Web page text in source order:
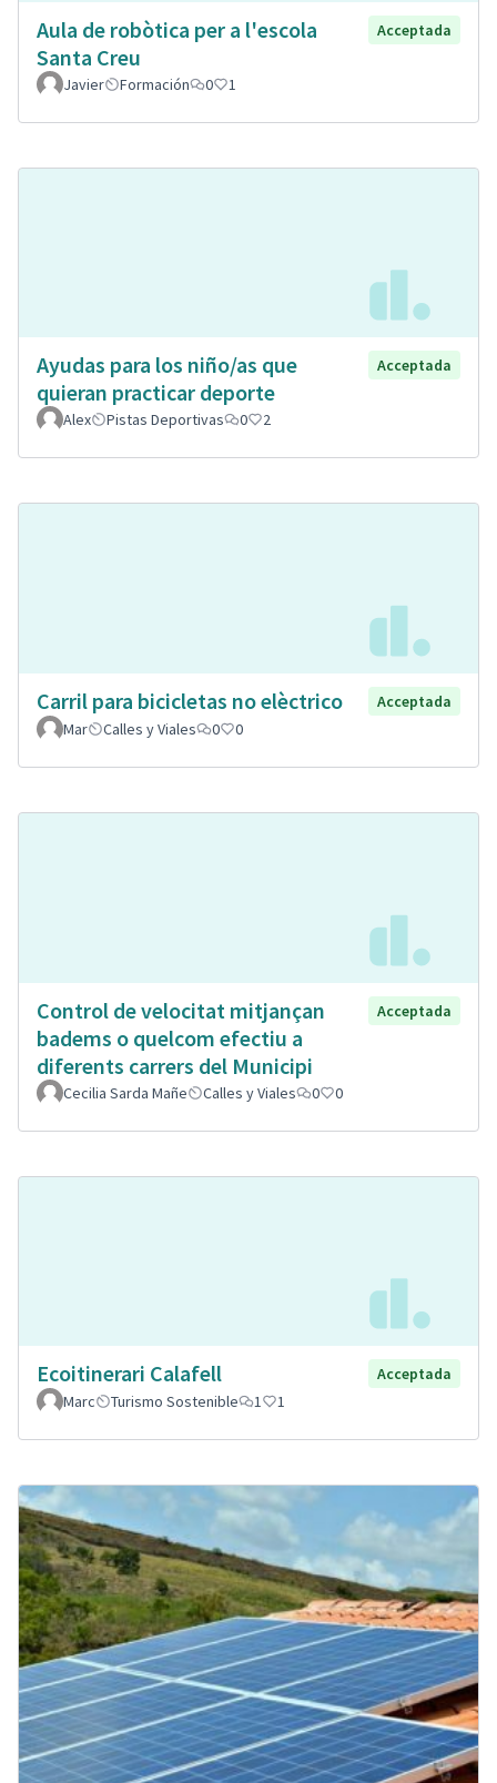
Aula de robòtica per a l'escola
Santa Creu
Acceptada
Javier Formación 0 1
Ayudas para los niño/as que
quieran practicar deporte
Acceptada
Alex Pistas Deportivas 0 2
Carril para bicicletas no elèctrico
Acceptada
Mar
Calles y Viales 0 0
Control de velocitat mitjançan
badems o quelcom efectiu a
diferents carrers del Municipi
Acceptada
Cecilia Sarda Mañe Calles y Viales 0 0
Ecoitinerari Calafell
Acceptada
Marc
Turismo Sostenible 1 1